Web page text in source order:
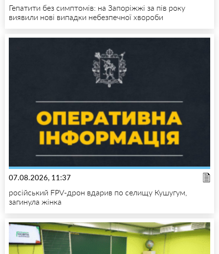
Гепатити без симптомів: на Запоріжжі за пів року
виявили нові випадки небезпечної хвороби
07.08.2026, 11:37
російський FPV-дрон вдарив по селищу Кушугум,
загинула жінка